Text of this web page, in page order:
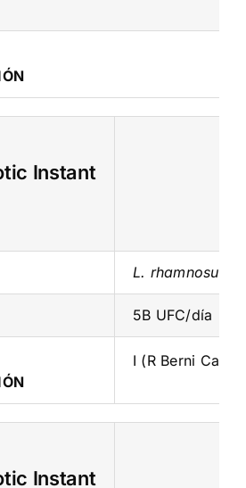
Instant
L. rhamnosus
5B UFC/día
I (R Berni
Instant